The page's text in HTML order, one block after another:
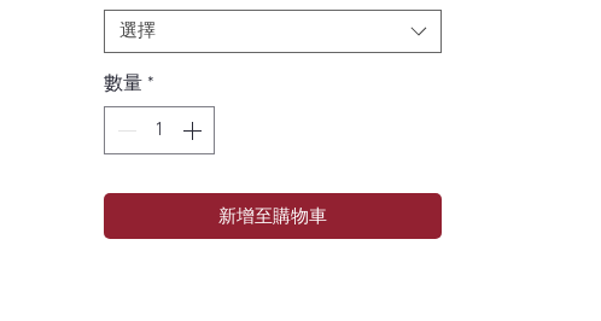
選擇
數量 *
新增至購物車